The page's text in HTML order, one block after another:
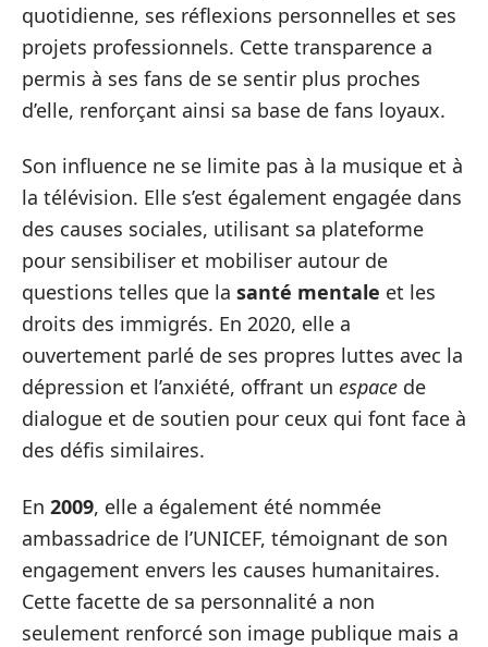
quotidienne, ses réflexions personnelles et ses
projets professionnels. Cette transparence a
permis à ses fans de se sentir plus proches
d’elle, renforçant ainsi sa base de fans loyaux.
Son influence ne se limite pas à la musique et à
la télévision. Elle s’est également engagée dans
des causes sociales, utilisant sa plateforme
pour sensibiliser et mobiliser autour de
questions telles que la santé mentale et les
droits des immigrés. En 2020, elle a
ouvertement parlé de ses propres luttes avec la
dépression et l’anxiété, offrant un espace de
dialogue et de soutien pour ceux qui font face à
des défis similaires.
En 2009, elle a également été nommée
ambassadrice de l’UNICEF, témoignant de son
engagement envers les causes humanitaires.
Cette facette de sa personnalité a non
seulement renforcé son image publique mais a